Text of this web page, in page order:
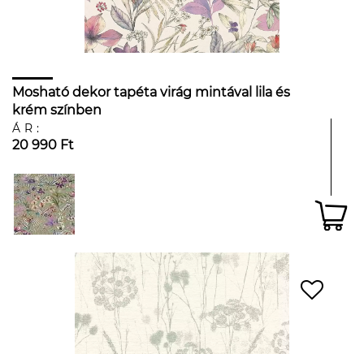
Mosható dekor tapéta virág mintával lila és
krém színben
ÁR:
20 990 Ft